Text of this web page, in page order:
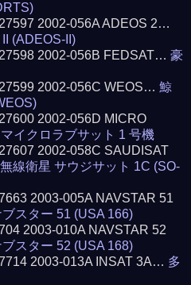
2002-056A ADEOS 2…
(ADEOS-II)
2002-056B FEDSAT…豪
2002-056C WEOS…鯨
2002-056D MICRO
イクロラブサット 1 号機
2002-058C SAUDISAT
線衛星 サウジサット 1C (SO-
2003-005A NAVSTAR 51
スター 51 (USA 166)
2003-010A NAVSTAR 52
スター 52 (USA 168)
2003-013A INSAT 3A… 多